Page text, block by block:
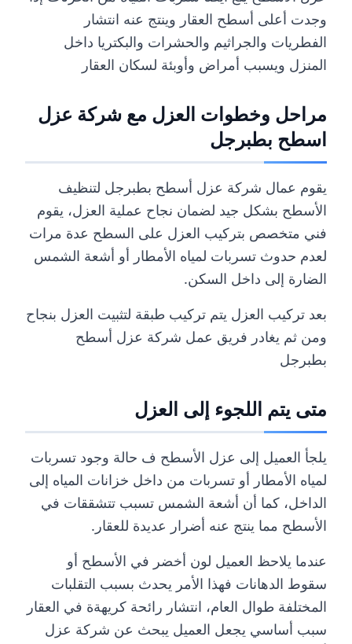
وجدت أعلى أسطح العقار وينتج عنه انتشار
الفطريات والجراثيم والحشرات والبكتريا داخل
المنزل ويسبب أمراض وأوبئة لسكان العقار
مراحل وخطوات العزل مع شركة عزل
اسطح بطبرجل
يقوم عمال شركة عزل أسطح بطبرجل لتنظيف
الأسطح بشكل جيد لضمان نجاح عملية العزل، يقوم
فني متخصص بتركيب العزل على السطح عدة مرات
لعدم حدوث تسربات لمياه الأمطار أو أشعة الشمس
الضارة إلى داخل السكن.
بعد تركيب العزل يتم تركيب طبقة لتثبيت العزل بنجاح
ومن ثم يغادر فريق عمل شركة عزل أسطح
بطبرجل
متى يتم اللجوء إلى العزل
يلجأ العميل إلى عزل الأسطح ف حالة وجود تسربات
لمياه الأمطار أو تسربات من داخل خزانات المياه إلى
الداخل، كما أن أشعة الشمس تسبب تتشققات في
الأسطح مما ينتج عنه أضرار عديدة للعقار.
عندما يلاحظ العميل لون أخضر في الأسطح أو
سقوط الدهانات فهذا الأمر يحدث بسبب التقلبات
المختلفة طوال العام، انتشار رائحة كريهةة في العقار
سبب أساسي يجعل العميل يبحث عن شركة عزل